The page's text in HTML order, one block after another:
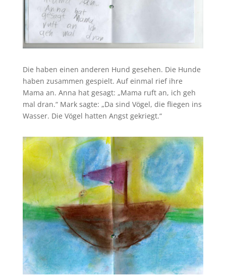
Die haben einen anderen Hund gesehen. Die Hunde
haben zusammen gespielt. Auf einmal rief ihre
Mama an. Anna hat gesagt: „Mama ruft an, ich geh
mal dran.“ Mark sagte: „Da sind Vögel, die fliegen ins
Wasser. Die Vögel hatten Angst gekriegt.“